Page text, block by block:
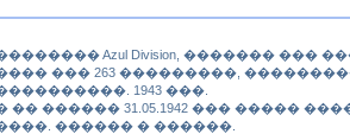
Azul Division, ������� ���
��� 263 ���������,
1943 ���.
�� ������ 31.05.1942 ��� �����
������ � ������.